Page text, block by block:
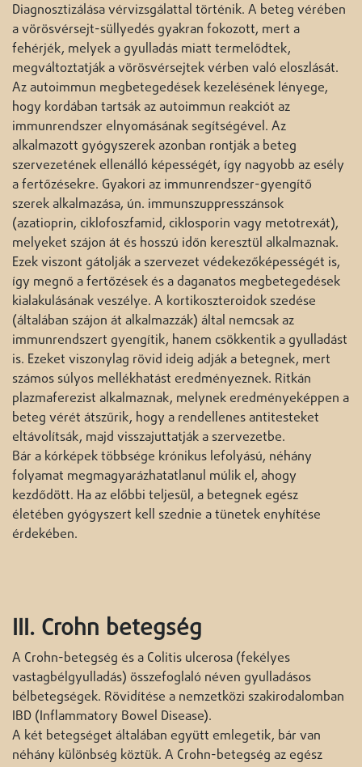
Diagnosztizálása vérvizsgálattal történik. A beteg vérében
a vörösvérsejt-süllyedés gyakran fokozott, mert a
fehérjék, melyek a gyulladás miatt termelődtek,
megváltoztatják a vörösvérsejtek vérben való eloszlását.
Az autoimmun megbetegedések kezelésének lényege,
hogy kordában tartsák az autoimmun reakciót az
immunrendszer elnyomásának segítségével. Az
alkalmazott gyógyszerek azonban rontják a beteg
szervezetének ellenálló képességét, így nagyobb az esély
a fertőzésekre. Gyakori az immunrendszer-gyengítő
szerek alkalmazása, ún. immunszuppresszánsok
(azatioprin, ciklofoszfamid, ciklosporin vagy metotrexát),
melyeket szájon át és hosszú időn keresztül alkalmaznak.
Ezek viszont gátolják a szervezet védekezőképességét is,
így megnő a fertőzések és a daganatos megbetegedések
kialakulásának veszélye. A kortikoszteroidok szedése
(általában szájon át alkalmazzák) által nemcsak az
immunrendszert gyengítik, hanem csökkentik a gyulladást
is. Ezeket viszonylag rövid ideig adják a betegnek, mert
számos súlyos mellékhatást eredményeznek. Ritkán
plazmaferezist alkalmaznak, melynek eredményeképpen a
beteg vérét átszűrik, hogy a rendellenes antitesteket
eltávolítsák, majd visszajuttatják a szervezetbe.
Bár a kórképek többsége krónikus lefolyású, néhány
folyamat megmagyarázhatatlanul múlik el, ahogy
kezdődött. Ha az előbbi teljesül, a betegnek egész
életében gyógyszert kell szednie a tünetek enyhítése
érdekében.
III. Crohn betegség
A Crohn-betegség és a Colitis ulcerosa (fekélyes
vastagbélgyulladás) összefoglaló néven gyulladásos
bélbetegségek. Rövidítése a nemzetközi szakirodalomban
IBD (Inflammatory Bowel Disease).
A két betegséget általában együtt emlegetik, bár van
néhány különbség köztük. A Crohn-betegség az egész